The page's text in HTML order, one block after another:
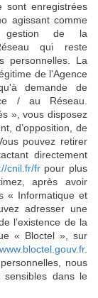
sont enregistrées
agissant comme
gestion de la
qui reste
personnelles. La
de l'Agence
demande de
/ au Réseau.
», vous disposez
d’opposition, de
pouvez retirer
directement
cnil.fr/frpour plus
après avoir
« Informatique et
adresser une
l’existence de la
« Bloctel », sur
.
nous
dans le